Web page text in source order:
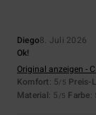
Diego8. Juli 2026
Ok!
Original anzeigen -
Komfort: 5/5 Preis-
Material: 5 /5 Farbe: